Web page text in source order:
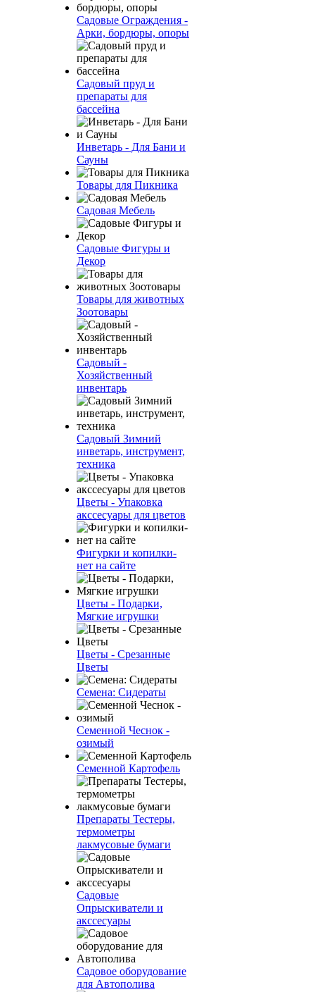
Садовые Ограждения -
Арки, бордюры, опоры
Садовый пруд и
препараты для
бассейна
Инветарь - Для Бани и
Сауны
Товары для Пикника
Садовая Мебель
Садовые Фигуры и
Декор
Товары для животных
Зоотовары
Садовый -
Хозяйственный
инвентарь
Садовый Зимний
инветарь, инструмент,
техника
Цветы - Упаковка
акссесуары для цветов
Фигурки и копилки-
нет на сайте
Цветы - Подарки,
Мягкие игрушки
Цветы - Срезанные
Цветы
Семена: Сидераты
Семенной Чеснок -
озимый
Семенной Картофель
Препараты Тестеры,
термометры
лакмусовые бумаги
Садовые
Опрыскиватели и
акссесуары
Садовое оборудование
для Автополива